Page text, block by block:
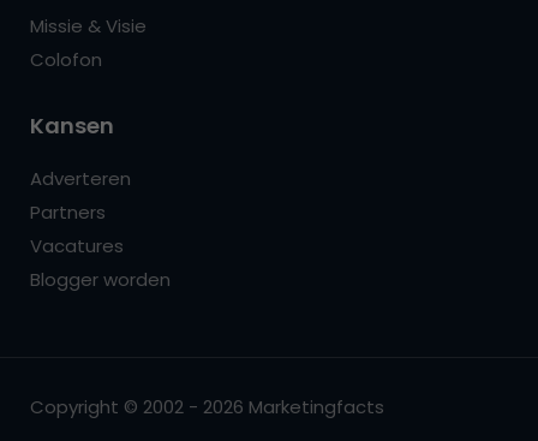
Missie & Visie
Colofon
Kansen
Adverteren
Partners
Vacatures
Blogger worden
Copyright © 2002 - 2026 Marketingfacts